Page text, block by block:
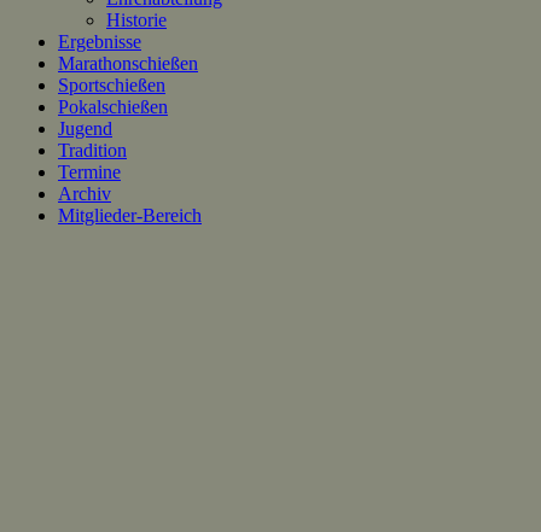
Historie
Ergebnisse
Marathonschießen
Sportschießen
Pokalschießen
Jugend
Tradition
Termine
Archiv
Mitglieder-Bereich